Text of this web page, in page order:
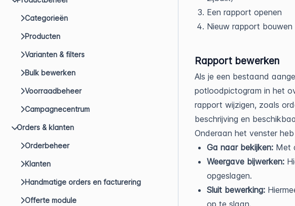
Categorieën
Producten
Varianten & filters
Bulk bewerken
Voorraadbeheer
Campagnecentrum
Orders & klanten
Orderbeheer
Klanten
Handmatige orders en facturering
Offerte module
Een rapport openen
Nieuw rapport bouwen
Rapport bewerken
Als je een bestaand
potloodpictogram in het
rapport wijzigen, zoals
beschrijving en
Onderaan het venster
Ga naar bekijken: Met
Weergave bijwerken:
opgeslagen.
Sluit bewerking: